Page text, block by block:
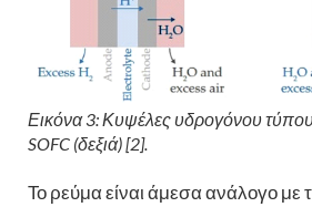
Εικόνα 3: Κυψέλες υδρογόνου τύπου
SOFC (δεξιά) [2].
Το ρεύμα είναι άμεσα ανάλογο με